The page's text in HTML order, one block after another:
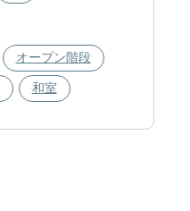
オープン階段
和室